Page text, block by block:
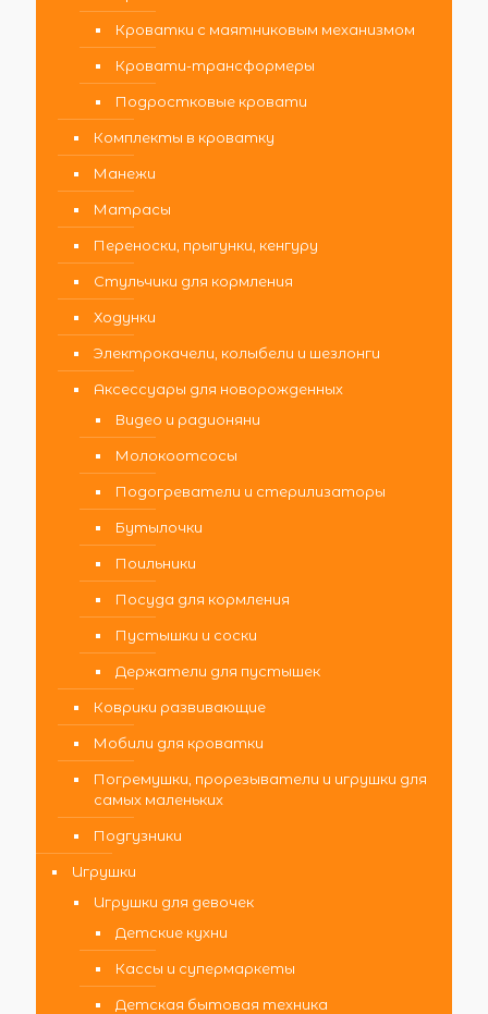
Кроватки с маятниковым механизмом
Кровати-трансформеры
Подростковые кровати
Комплекты в кроватку
Манежи
Матрасы
Переноски, прыгунки, кенгуру
Стульчики для кормления
Ходунки
Электрокачели, колыбели и шезлонги
Аксессуары для новорожденных
Видео и радионяни
Молокоотсосы
Подогреватели и стерилизаторы
Бутылочки
Поильники
Посуда для кормления
Пустышки и соски
Держатели для пустышек
Коврики развивающие
Мобили для кроватки
Погремушки, прорезыватели и игрушки для
самых маленьких
Подгузники
Игрушки
Игрушки для девочек
Детские кухни
Кассы и супермаркеты
Детская бытовая техника